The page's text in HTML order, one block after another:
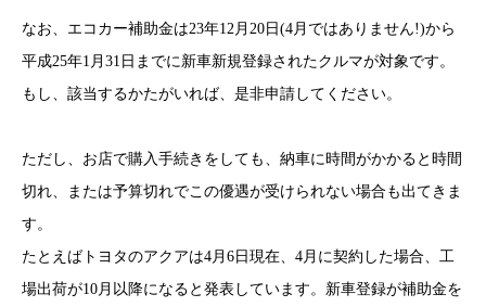
なお、エコカー補助金は23年12月20日(4月ではありません!)から
平成25年1月31日までに新車新規登録されたクルマが対象です。
もし、該当するかたがいれば、是非申請してください。
ただし、お店で購入手続きをしても、納車に時間がかかると時間
切れ、または予算切れでこの優遇が受けられない場合も出てきま
す。
たとえばトヨタのアクアは4月6日現在、4月に契約した場合、工
場出荷が10月以降になると発表しています。新車登録が補助金を